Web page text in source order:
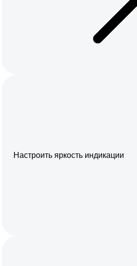
Настроить яркость индикации